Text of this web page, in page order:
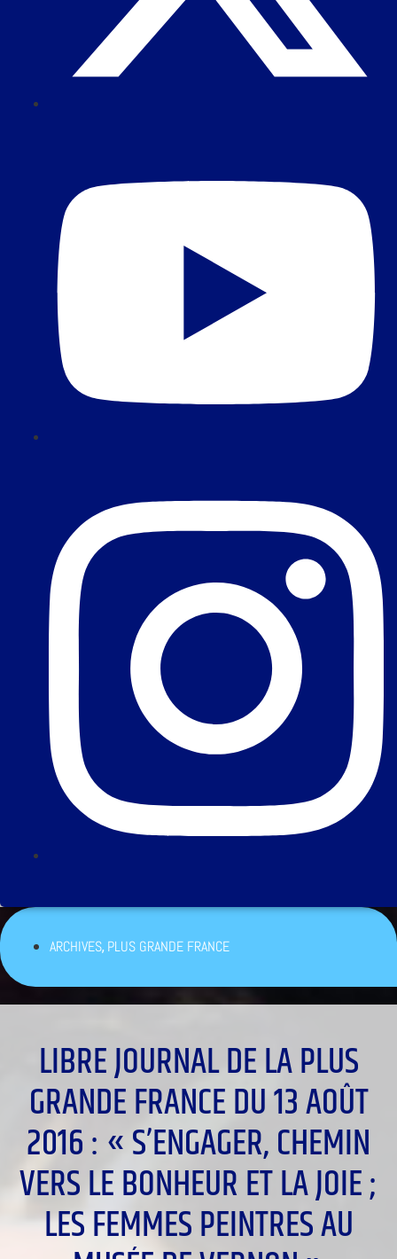
ARCHIVES,PLUS GRANDE FRANCE
LIBRE JOURNAL DE LA PLUS
GRANDE FRANCE DU 13 AOÛT
2016 : « S’ENGAGER, CHEMIN
VERS LE BONHEUR ET LA JOIE ;
LES FEMMES PEINTRES AU